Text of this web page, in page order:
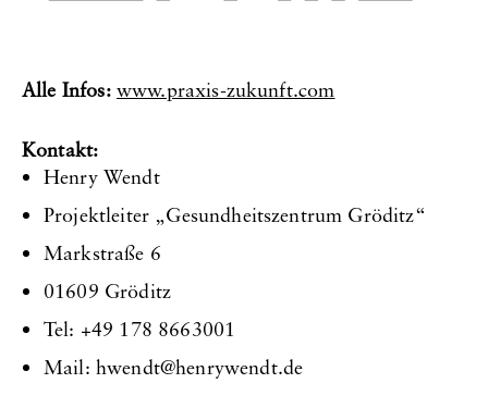
Alle Infos: www.praxis-zukunft.com
Kontakt:
Henry Wendt
Projektleiter „Gesundheitszentrum Gröditz“
Markstraße 6
01609 Gröditz
Tel: +49 178 8663001
Mail: hwendt henrywendt de